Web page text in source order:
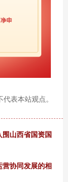
表本站观点。
山西省国资国
协同发展的相